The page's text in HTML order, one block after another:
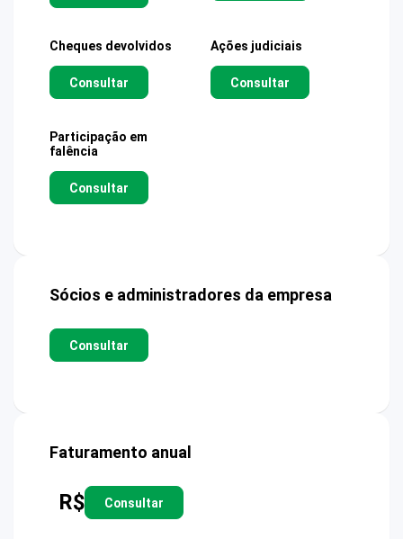
Cheques devolvidos
Consultar
Ações judiciais
Consultar
Participação em
falência
Consultar
Sócios e administradores da empresa
Consultar
Faturamento anual
R$ Consultar